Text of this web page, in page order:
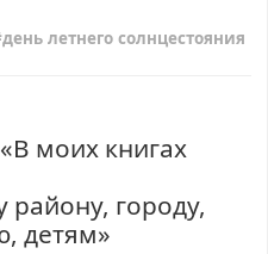
день летнего солнцестояния
моих книгах
району, городу,
детям»